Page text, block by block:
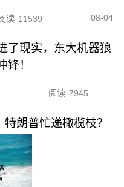
读 11539 08-04
了现实，东大机器狼
锋！
阅读 7945
朗普忙递橄榄枝？